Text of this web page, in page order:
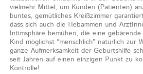
vielmehr Mittel, um Kunden (Patienten)
buntes, gemütliches Kreißzimmer
dass sich auch die Hebammen und
Intimsphäre bemühen, die eine
Kind möglichst “menschlich” natürlich zur
ganze Aufmerksamkeit der Geburtshilfe
seit Jahren auf einen einzigen Punkt zu
Kontrolle!